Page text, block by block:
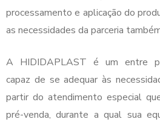
processamento e aplicação do
as necessidades da parceria
A HIDIDAPLAST é um entre
capaz de se adequar às
partir do atendimento especial
pré-venda, durante a qual sua